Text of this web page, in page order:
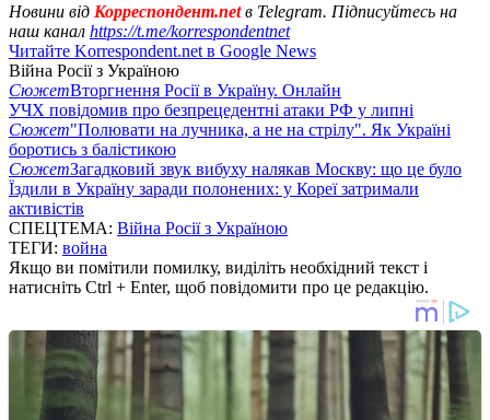
Новини від Корреспондент.netв Telegram. Підписуйтесь на
наш канал https://t.me/korrespondentnet
Читайте Korrespondent.net в Google News
Війна Росії з Україною
СюжетВторгнення Росії в Україну. Онлайн
УЧХ повідомив про безпрецедентні атаки РФ у липні
Сюжет"Полювати на лучника, а не на стрілу". Як Україні
боротись з балістикою
СюжетЗагадковий звук вибуху налякав Москву: що це було
Їздили в Україну заради полонених: у Кореї затримали
активістів
СПЕЦТЕМА: Війна Росії з Україною
ТЕГИ: война
Якщо ви помітили помилку, виділіть необхідний текст і
натисніть Ctrl + Enter, щоб повідомити про це редакцію.